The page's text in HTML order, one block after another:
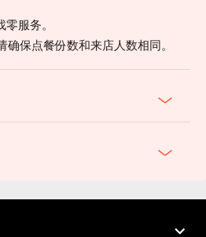
服务。
保点餐份数和来店人数相同。